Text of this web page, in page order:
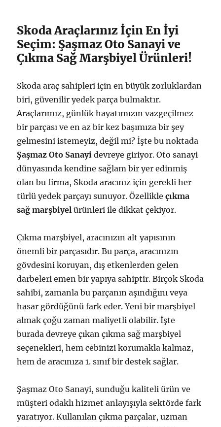
Skoda Araçlarınız İçin En İyi
Seçim: Şaşmaz Oto Sanayi ve
Çıkma Sağ Marşbiyel Ürünleri!
Skoda araç sahipleri için en büyük zorluklardan
biri, güvenilir yedek parça bulmaktır.
Araçlarımız, günlük hayatımızın vazgeçilmez
bir parçası ve en az bir kez başımıza bir şey
gelmesini istemeyiz, değil mi? İşte bu noktada
Şaşmaz Oto Sanayi devreye giriyor. Oto sanayi
dünyasında kendine sağlam bir yer edinmiş
olan bu firma, Skoda aracınız için gerekli her
türlü yedek parçayı sunuyor. Özellikleçıkma
sağ marşbiyel ürünleri ile dikkat çekiyor.
Çıkma marşbiyel, aracınızın alt yapısının
önemli bir parçasıdır. Bu parça, aracınızın
gövdesini koruyan, dış etkenlerden gelen
darbeleri emen bir yapıya sahiptir. Birçok Skoda
sahibi, zamanla bu parçanın aşındığını veya
hasar gördüğünü fark eder. Yeni bir marşbiyel
almak çoğu zaman maliyetli olabilir. İşte
burada devreye çıkan çıkma sağ marşbiyel
seçenekleri, hem cebinizi korumakla kalmaz,
hem de aracınıza 1. sınıf bir destek sağlar.
Şaşmaz Oto Sanayi, sunduğu kaliteli ürün ve
müşteri odaklı hizmet anlayışıyla sektörde fark
yaratıyor. Kullanılan çıkma parçalar, uzman